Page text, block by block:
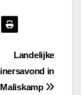
Landelijke
in
Maliskamp